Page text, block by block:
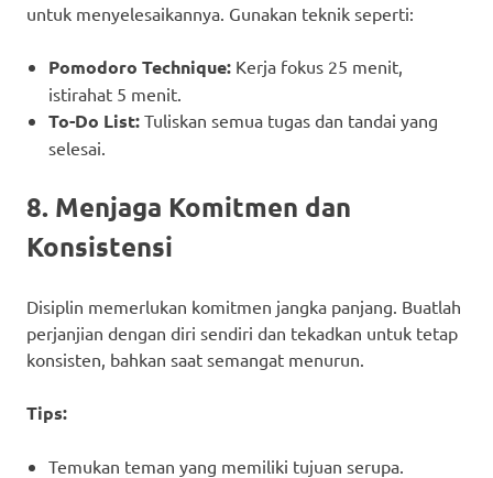
untuk menyelesaikannya. Gunakan teknik seperti:
Pomodoro Technique: Kerja fokus 25 menit,
istirahat 5 menit.
To-Do List: Tuliskan semua tugas dan tandai yang
selesai.
8. Menjaga Komitmen dan
Konsistensi
Disiplin memerlukan komitmen jangka panjang. Buatlah
perjanjian dengan diri sendiri dan tekadkan untuk tetap
konsisten, bahkan saat semangat menurun.
Tips:
Temukan teman yang memiliki tujuan serupa.